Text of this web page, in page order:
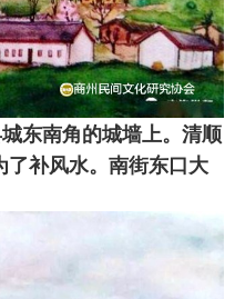
东南角的城墙上。清顺
补风水。南街东口大